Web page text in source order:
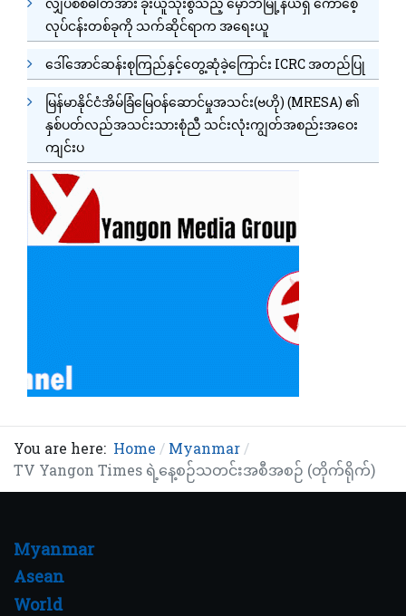
လုပ်ငန်းတစ်ခုကို သက်ဆိုင်ရာက အရေးယူ
ဒေါ်အောင်ဆန်းစုကြည်နှင့်တွေ့ဆုံခဲ့ကြောင်း ICRC အတည်ပြု
မြန်မာနိုင်ငံအိမ်ခြံမြေဝန်ဆောင်မှုအသင်း(ဗဟို) (MRESA) ၏
နှစ်ပတ်လည်အသင်းသားစုံညီ သင်းလုံးကျွတ်အစည်းအဝေး
ကျင်းပ
You are here: Home
Myanmar
TV Yangon Times ရဲ့နေ့စဉ်သတင်းအစီအစဉ် (တိုက်ရိုက်)
Myanmar
Asean
World